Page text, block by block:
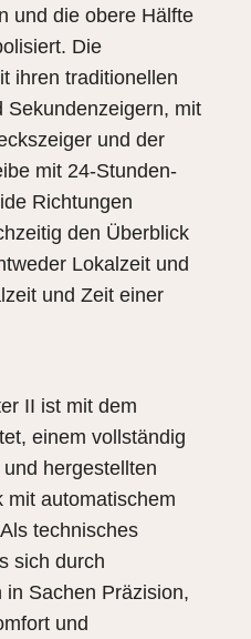
und die obere Hälfte
Die
ihren traditionellen
Sekundenzeigern, mit
und der
mit 24‑Stunden-
Richtungen
den Überblick
Lokalzeit und
und Zeit einer
II ist mit dem
einem vollständig
hergestellten
mit automatischem
technisches
sich durch
Sachen Präzision,
und